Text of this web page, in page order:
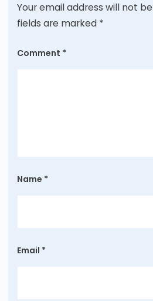
Your email address will not
fields are marked *
Comment *
Name *
Email *